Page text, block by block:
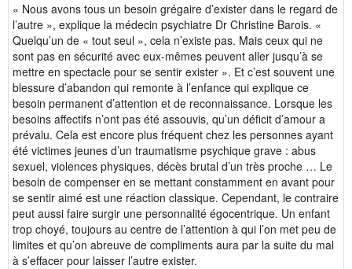
« Nous avons tous un besoin grégaire d’exister dans le regard de
l’autre », explique la médecin psychiatre Dr Christine Barois. «
Quelqu’un de « tout seul », cela n’existe pas. Mais ceux qui ne
sont pas en sécurité avec eux-mêmes peuvent aller jusqu’à se
mettre en spectacle pour se sentir exister ». Et c’est souvent une
blessure d’abandon qui remonte à l’enfance qui explique ce
besoin permanent d’attention et de reconnaissance. Lorsque les
besoins affectifs n’ont pas été assouvis, qu’un déficit d’amour a
prévalu. Cela est encore plus fréquent chez les personnes ayant
été victimes jeunes d’un traumatisme psychique grave : abus
sexuel, violences physiques, décès brutal d’un très proche … Le
besoin de compenser en se mettant constamment en avant pour
se sentir aimé est une réaction classique. Cependant, le contraire
peut aussi faire surgir une personnalité égocentrique. Un enfant
trop choyé, toujours au centre de l’attention à qui l’on met peu de
limites et qu’on abreuve de compliments aura par la suite du mal
à s’effacer pour laisser l’autre exister.